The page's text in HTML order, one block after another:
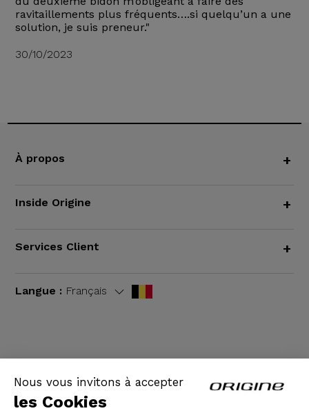
Nous vous invitons à accepter
les Cookies
ravitaillements plus fréquents….si quelqu’un a une
solution, je suis preneur."
30/10/2023
À propos +
Inside Origine +
Services Client +
Langue : Français